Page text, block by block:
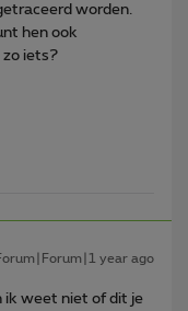
worden.
hen ook
iets?
year ago
ik weet niet of dit je